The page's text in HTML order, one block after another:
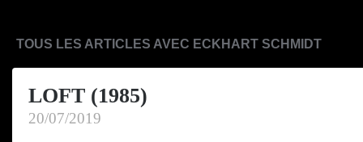
TOUS LES ARTICLES AVEC ECKHART SCHMIDT
LOFT (1985)
20/07/2019